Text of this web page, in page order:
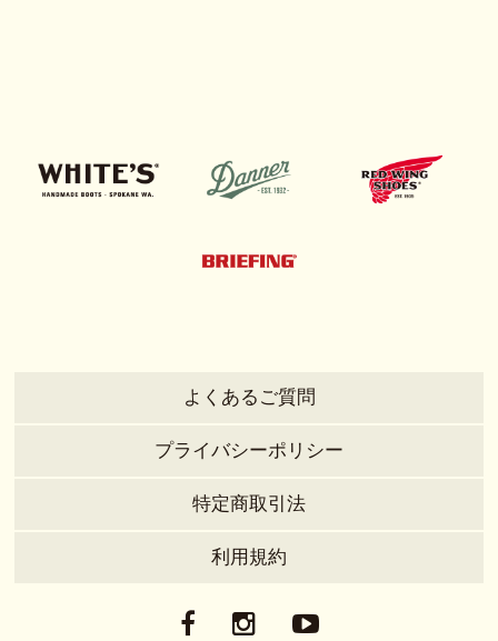
よくあるご質問
プライバシーポリシー
特定商取引法
利用規約